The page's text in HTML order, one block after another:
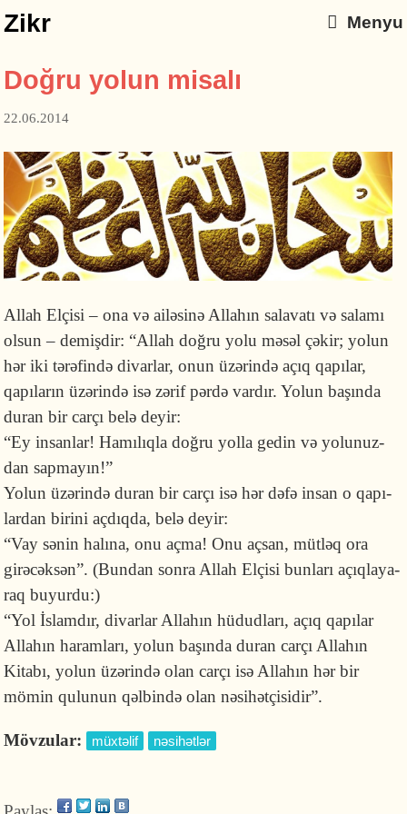
Zikr Menyu
Doğru yolun misalı
22.06.2014
Allah Elçisi – ona və ailəsinə Allahın salavatı və salamı
olsun – demişdir: “Allah doğru yolu məsəl çəkir; yolun
hər iki tərəfində divarlar, onun üzərində açıq qapılar,
qapıların üzərində isə zərif pərdə vardır. Yolun başında
duran bir carçı belə deyir:
“Ey insanlar! Hamılıqla doğru yolla gedin və yolu­nuz­
dan sapmayın!”
Yolun üzərində duran bir carçı isə hər dəfə insan o qapı­
lardan birini açdıqda, belə deyir:
“Vay sənin halına, onu açma! Onu açsan, mütləq ora
girəcəksən”. (Bundan sonra Allah Elçisi bunları açıqlaya­
raq buyurdu:)
“Yol İslamdır, divarlar Allahın hüdudları, açıq qapılar
Allahın haramları, yolun başında duran carçı Allahın
Kitabı, yolun üzərində olan carçı isə Allahın hər bir
mömin qulunun qəlbində olan nəsihətçisidir”.
Mövzular: müxtəlif nəsihətlər